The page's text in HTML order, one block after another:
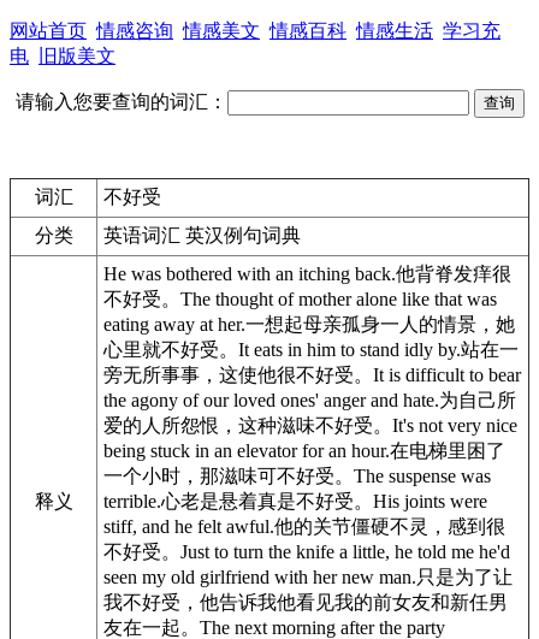
网站首页 情感咨询 情感美文 情感百科 情感生活 学习充
电
旧版美文
请输入您要查询的词汇：
词汇
不好受
分类
英语词汇 英汉例句词典
释义
He was bothered with an itching back.他背脊发痒很
不好受。 The thought of mother alone like that was
eating away at her.一想起母亲孤身一人的情景，她
心里就不好受。 It eats in him to stand idly by.站在一
旁无所事事，这使他很不好受。 It is difficult to bear
the agony of our loved ones' anger and hate.为自己所
爱的人所怨恨，这种滋味不好受。 It's not very nice
being stuck in an elevator for an hour.在电梯里困了
一个小时，那滋味可不好受。 The suspense was
terrible.心老是悬着真是不好受。 His joints were
stiff, and he felt awful.他的关节僵硬不灵，感到很
不好受。 Just to turn the knife a little, he told me he'd
seen my old girlfriend with her new man.只是为了让
我不好受 ，他告诉我他看见我的前女友和新任男
友在一起。 The next morning after the party